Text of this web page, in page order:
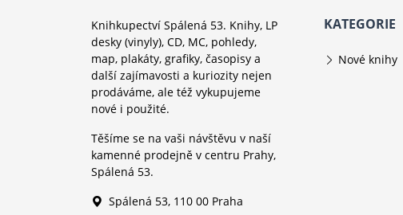
Knihkupectví Spálená 53. Knihy, LP
desky (vinyly), CD, MC, pohledy,
map, plakáty, grafiky, časopisy a
další zajímavosti a kuriozity nejen
prodáváme, ale též vykupujeme
nové i použité.
Těšíme se na vaši návštěvu v naší
kamenné prodejně v centru Prahy,
Spálená 53.
Spálená 53, 110 00 Praha
KATEGORIE
Nové knihy